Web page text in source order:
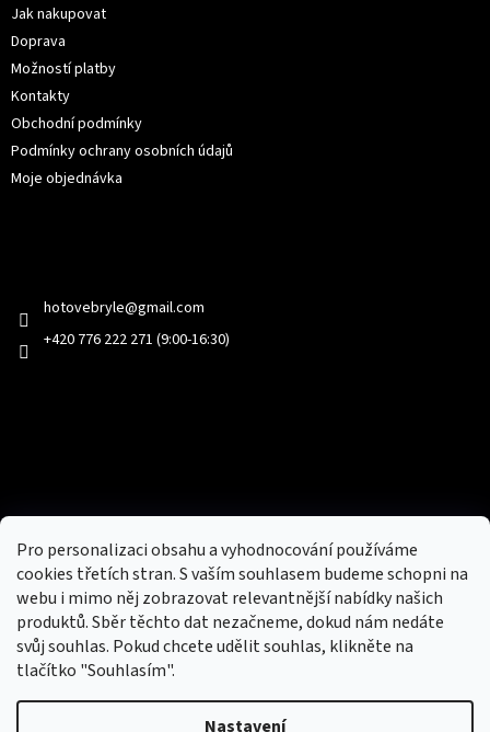
Pro personalizaci obsahu a vyhodnocování používáme
cookies třetích stran. S vaším souhlasem budeme schopni na
webu i mimo něj zobrazovat relevantnější nabídky našich
produktů. Sběr těchto dat nezačneme, dokud nám nedáte
svůj souhlas. Pokud chcete udělit souhlas, klikněte na
tlačítko "Souhlasím".
Nastavení
Jak nakupovat
Doprava
Možností platby
Kontakty
Obchodní podmínky
Podmínky ochrany osobních údajů
Moje objednávka
hotovebryle@gmail.com
+420 776 222 271 (9:00-16:30)
Nový obchod s batohy, cestovními zavazadly, tašky a peněženky